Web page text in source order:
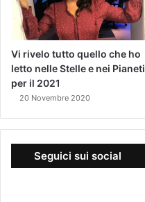
Vi rivelo tutto quello che ho
letto nelle Stelle e nei Pianeti
per il 2021
20 Novembre 2020
Seguici sui social